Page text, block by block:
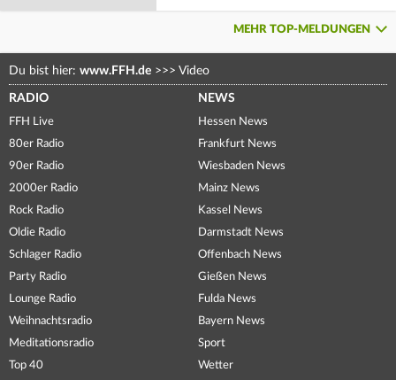
MEHR TOP-MELDUNGEN
Du bist hier: www.FFH.de >>> Video
RADIO
FFH Live
80er Radio
90er Radio
2000er Radio
Rock Radio
Oldie Radio
Schlager Radio
Party Radio
Lounge Radio
Weihnachtsradio
Meditationsradio
Top 40
NEWS
Hessen News
Frankfurt News
Wiesbaden News
Mainz News
Kassel News
Darmstadt News
Offenbach News
Gießen News
Fulda News
Bayern News
Sport
Wetter